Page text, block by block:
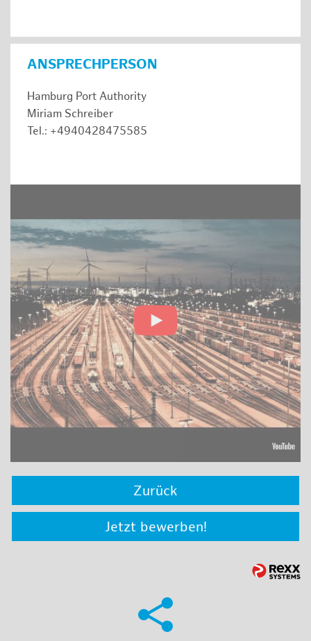
ANSPRECHPERSON
Hamburg Port Authority
Miriam Schreiber
Tel.: +4940428475585
Zurück
Jetzt bewerben!